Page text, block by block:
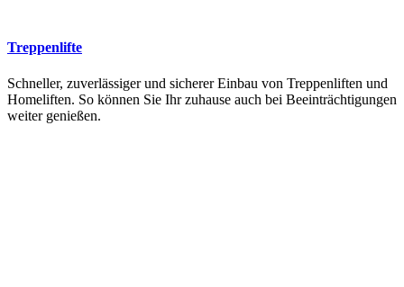
Treppenlifte
Schneller, zuverlässiger und sicherer Einbau von Treppenliften und
Homeliften. So können Sie Ihr zuhause auch bei Beeinträchtigungen
weiter genießen.